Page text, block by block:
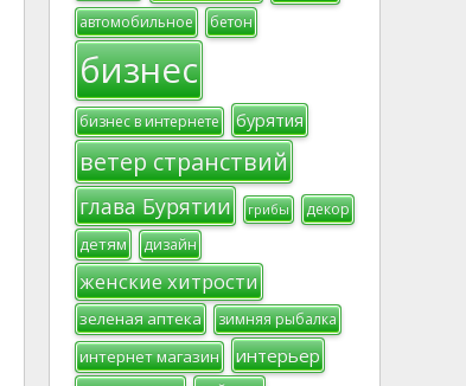
автомобильное бетон
бизнес
бизнес в интернете бурятия
ветер странствий
глава Бурятии грибы декор
детям дизайн
женские хитрости
зеленая аптека зимняя рыбалка
интернет магазин интерьер